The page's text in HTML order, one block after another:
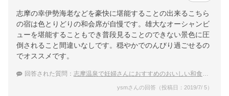
志摩の幸伊勢海老などを豪快に堪能することの出来るこちら
の宿は色とりどりの和会席が自慢です。雄大なオーシャンビ
ューを堪能することもでき普段見ることのできない景色に圧
倒されること間違いなしです。穏やかでのんびり過ごせるの
でオススメです。
回答された質問： 志摩温泉で妊婦さんにおすすめのおいしい和食が食べられる宿を教えてください！
ysmさんの回答（投稿日：2019/7/ 5）